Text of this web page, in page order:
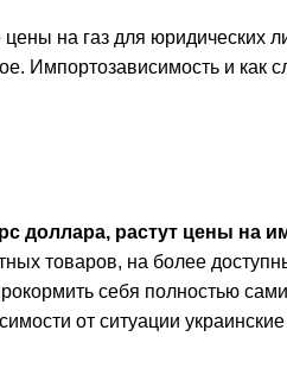
на газ для юридических
Импортозависимость и как
доллара, растут цены на
товаров, на более
себя полностью
от ситуации